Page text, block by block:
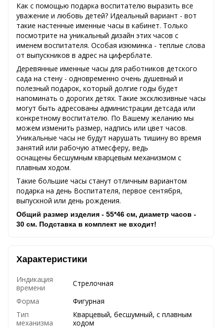
Как с помощью подарка воспитателю выразить все
уважение и любовь детей? Идеальный вариант - вот
такие настенные именные часы в кабинет. Только
посмотрите на уникальный дизайн этих часов с
именем воспитателя. Особая изюминка - теплые слова
от выпускников в адрес на циферблате.
Деревянные именные часы для работников детского
сада на стену - одновременно очень душевный и
полезный подарок, который долгие годы будет
напоминать о дорогих детях. Такие эксклюзивные часы
могут быть адресованы администрации детсада или
конкретному воспитателю. По Вашему желанию мы
можем изменить размер, надпись или цвет часов.
Уникальные часы не будут нарушать тишину во время
занятий или рабочую атмесферу, ведь
оснащены бесшумным кварцевым механизмом с
плавным ходом.
Такие большие часы станут отличным вариантом
подарка на день Воспитателя, первое сентября,
выпускной или день рождения.
Общий размер изделия - 55*46 см, диаметр часов -
30 см. Подставка в комплект не входит!
Характеристики
Индикация
времени
Стрелочная
Форма
Фигурная
Тип
механизма
Кварцевый, бесшумный, с плавным
ходом